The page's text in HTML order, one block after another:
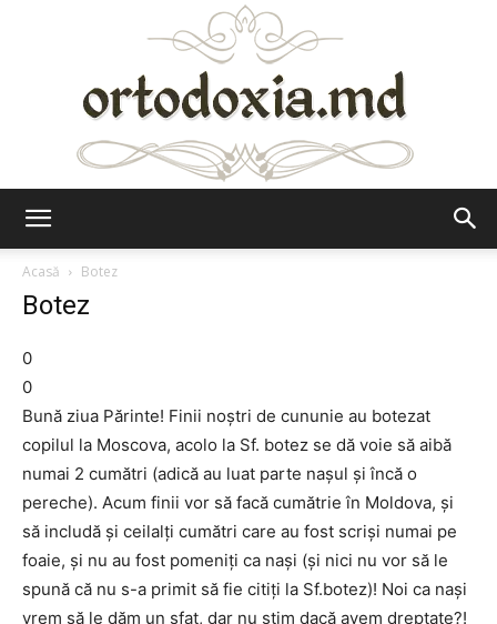
Acasă
Botez
Botez
0
0
Bună ziua Părinte! Finii noştri de cununie au botezat
copilul la Moscova, acolo la Sf. botez se dă voie să aibă
numai 2 cumătri (adică au luat parte naşul şi încă o
pereche). Acum finii vor să facă cumătrie în Moldova, şi
să includă şi ceilalţi cumătri care au fost scrişi numai pe
foaie, şi nu au fost pomeniţi ca naşi (şi nici nu vor să le
spună că nu s-a primit să fie citiţi la Sf.botez)! Noi ca naşi
vrem să le dăm un sfat, dar nu ştim dacă avem dreptate?!